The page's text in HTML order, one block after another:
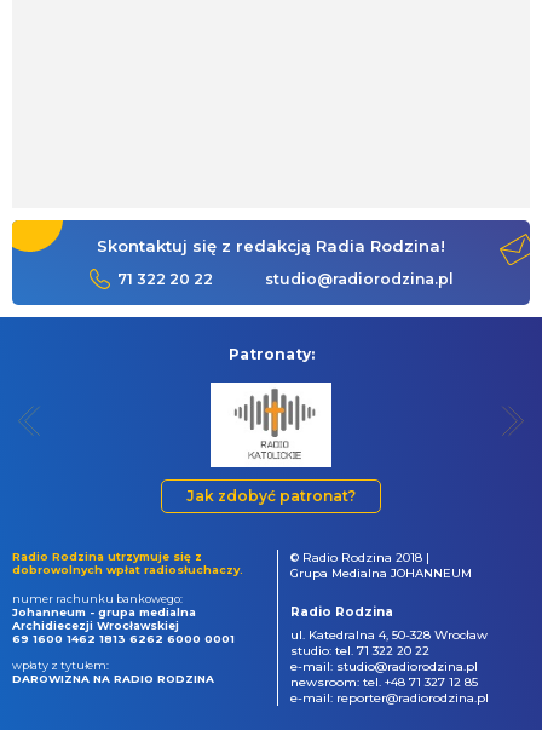
Skontaktuj się z redakcją Radia Rodzina!
71 322 20 22 studio@radiorodzina.pl
Patronaty:
Jak zdobyć patronat?
Radio Rodzina utrzymuje się z
dobrowolnych wpłat radiosłuchaczy.
numer rachunku bankowego:
Johanneum - grupa medialna
Archidiecezji Wrocławskiej
69 1600 1462 1813 6262 6000 0001
wpłaty z tytułem:
DAROWIZNA NA RADIO RODZINA
© Radio Rodzina 2018 |
Grupa Medialna JOHANNEUM
Radio Rodzina
ul. Katedralna 4, 50-328 Wrocław
studio: tel. 71 322 20 22
e-mail: studio@radiorodzina.pl
newsroom: tel. +48 71 327 12 85
e-mail: reporter@radiorodzina.pl